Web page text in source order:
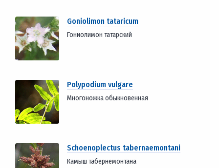
Goniolimon tataricum
Гониолимон татарский
Polypodium vulgare
Многоножка обыкновенная
Schoenoplectus tabernaemontani
Камыш табернемонтана